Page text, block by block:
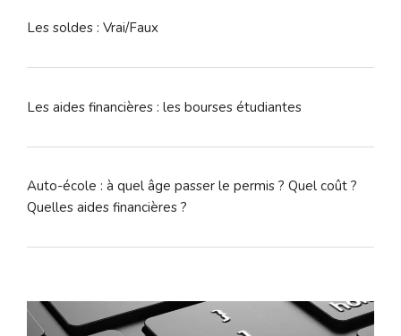
Les soldes : Vrai/Faux
Les aides financières : les bourses étudiantes
Auto-école : à quel âge passer le permis ? Quel coût ?
Quelles aides financières ?